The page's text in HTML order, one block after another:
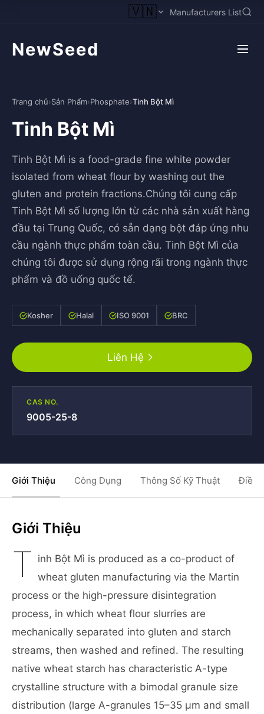
🇻🇳 Manufacturers List
NewSeed
Trang chủ›Sản Phẩm›Phosphate›Tinh Bột Mì
Tinh Bột Mì
Tinh Bột Mì is a food-grade fine white powder
isolated from wheat flour by washing out the
gluten and protein fractions.Chúng tôi cung cấp
Tinh Bột Mì số lượng lớn từ các nhà sản xuất hàng
đầu tại Trung Quốc, có sẵn dạng bột đáp ứng nhu
cầu ngành thực phẩm toàn cầu. Tinh Bột Mì của
chúng tôi được sử dụng rộng rãi trong ngành thực
phẩm và đồ uống quốc tế.
Kosher Halal ISO 9001 BRC
Liên Hệ
CAS NO.
9005-25-8
Giới Thiệu Công Dụng Thông Số Kỹ Thuật Điều
Giới Thiệu
T inh Bột Mì is produced as a co-product of
wheat gluten manufacturing via the Martin
process or the high-pressure disintegration
process, in which wheat flour slurries are
mechanically separated into gluten and starch
streams, then washed and refined. The resulting
native wheat starch has characteristic A-type
crystalline structure with a bimodal granule size
distribution (large A-granules 15–35 μm and small